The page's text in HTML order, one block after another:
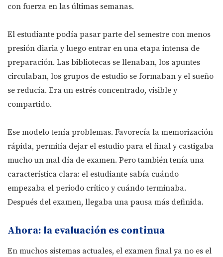
con fuerza en las últimas semanas.
El estudiante podía pasar parte del semestre con menos
presión diaria y luego entrar en una etapa intensa de
preparación. Las bibliotecas se llenaban, los apuntes
circulaban, los grupos de estudio se formaban y el sueño
se reducía. Era un estrés concentrado, visible y
compartido.
Ese modelo tenía problemas. Favorecía la memorización
rápida, permitía dejar el estudio para el final y castigaba
mucho un mal día de examen. Pero también tenía una
característica clara: el estudiante sabía cuándo
empezaba el periodo crítico y cuándo terminaba.
Después del examen, llegaba una pausa más definida.
Ahora: la evaluación es continua
En muchos sistemas actuales, el examen final ya no es el